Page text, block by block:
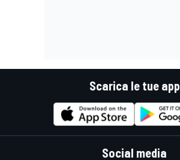
Scarica le tue app
Social media